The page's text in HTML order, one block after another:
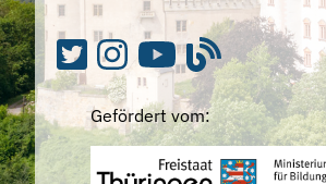
Gefördert vom: